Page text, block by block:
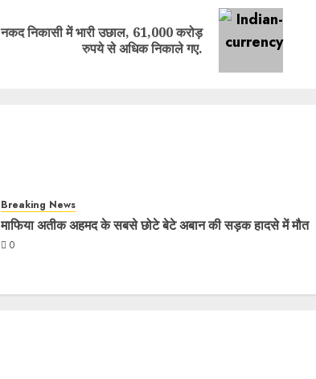
नकद निकासी में भारी उछाल, 61,000 करोड़
रुपये से अधिक निकाले गए.
Breaking News
माफिया अतीक अहमद के सबसे छोटे बेटे अबान की सड़क हादसे में मौत
0